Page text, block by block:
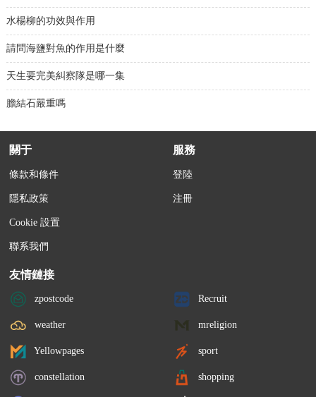
水楊柳的功效與作用
請問海鹽對魚的作用是什麼
天生要完美糾察隊是哪一集
膽結石嚴重嗎
關于
條款和條件
隱私政策
Cookie 設置
聯系我們
服務
登陸
注冊
友情鏈接
zpostcode Recruit
weather mreligion
Yellowpages sport
constellation shopping